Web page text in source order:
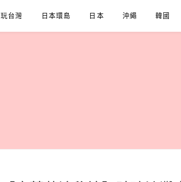
玩台灣 日本環島 日本 沖繩 韓國